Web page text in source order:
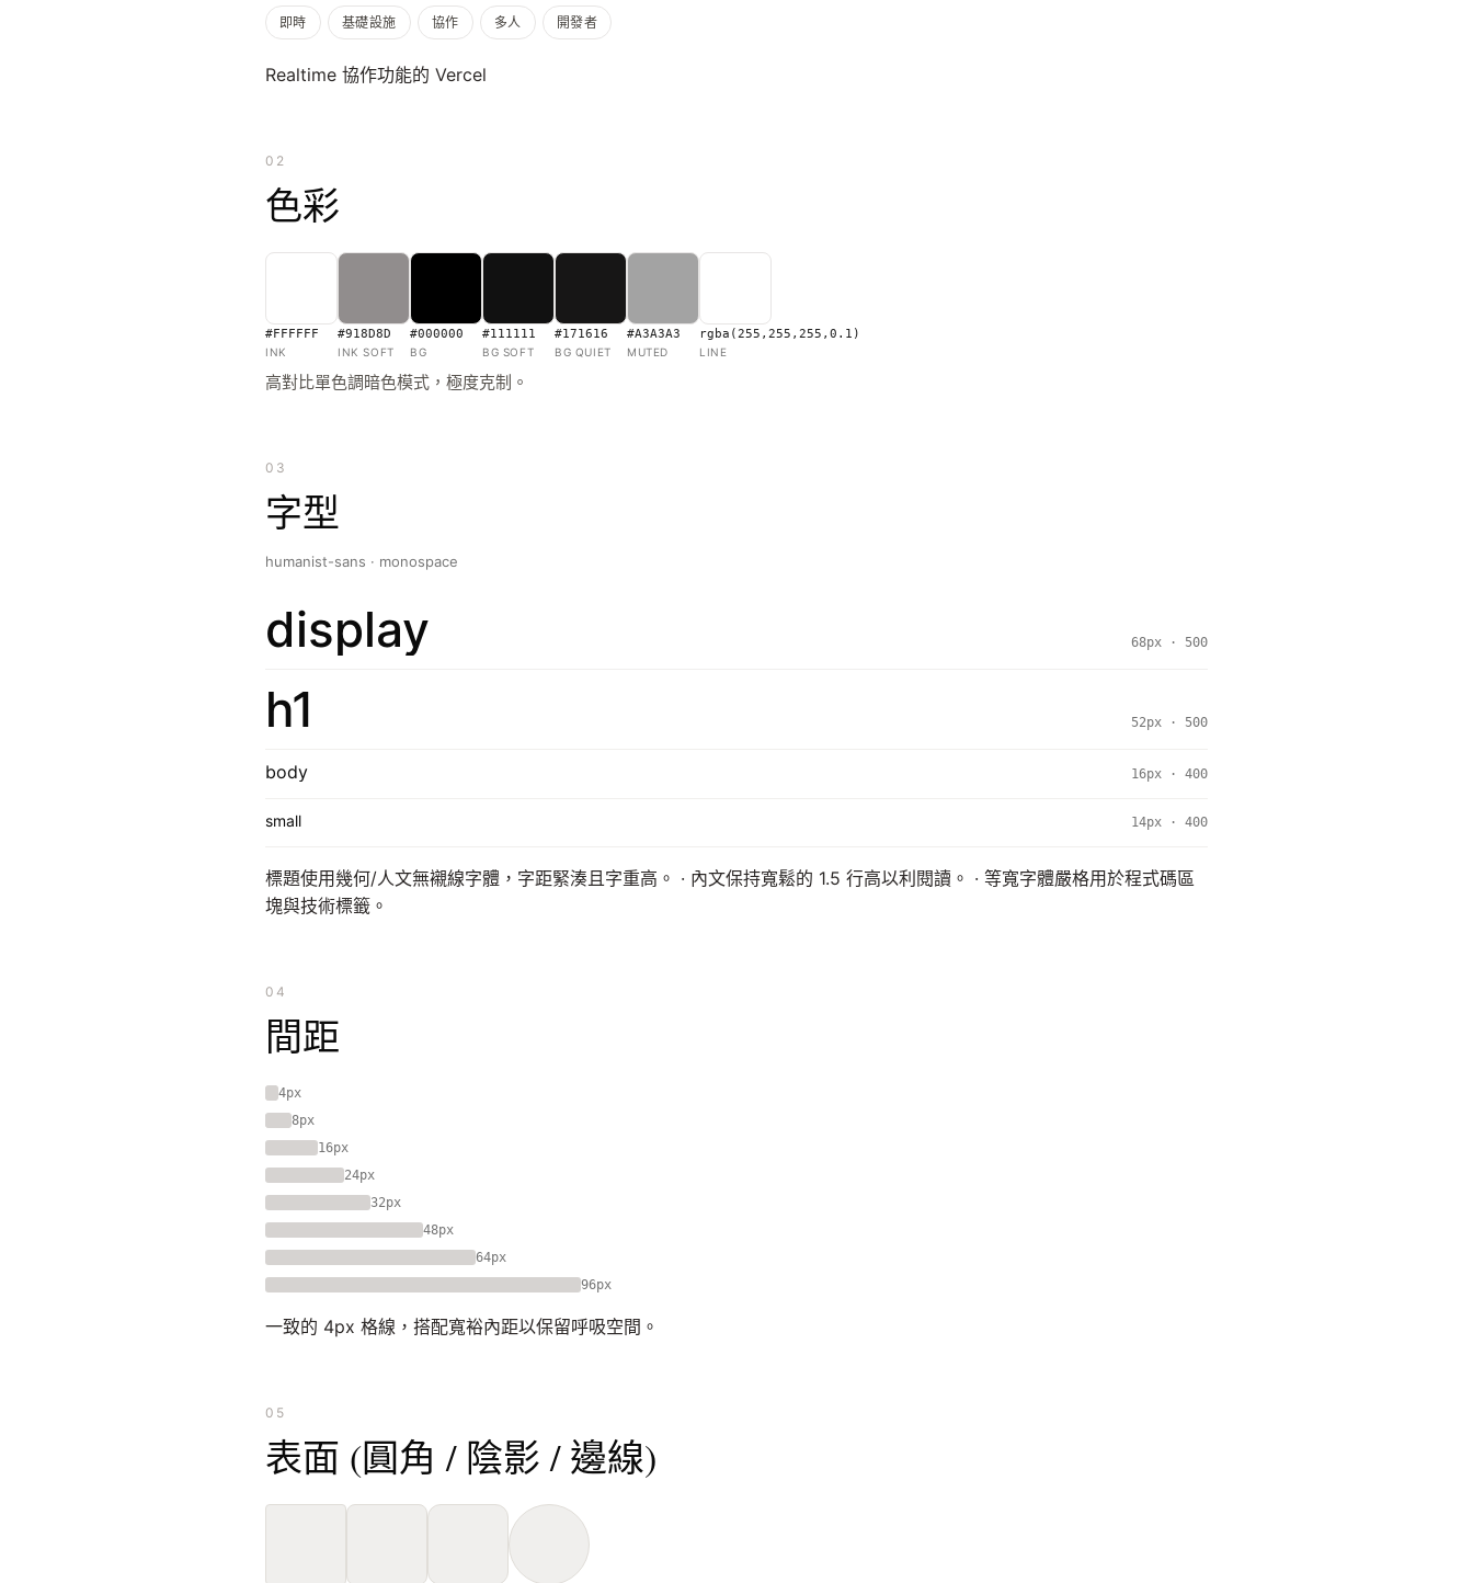
即時 基礎設施 協作 多人 開發者
Realtime 協作功能的 Vercel
02
色彩
#FFFFFF
INK
#918D8D
INK SOFT
#000000
BG
#111111
BG SOFT
#171616
BG QUIET
#A3A3A3
MUTED
rgba(255,255,255,0.1)
LINE
高對比單色調暗色模式，極度克制。
03
字型
humanist-sans · monospace
display 68px · 500
h1 52px · 500
body 16px · 400
small 14px · 400
標題使用幾何/人文無襯線字體，字距緊湊且字重高。 · 內文保持寬鬆的 1.5 行高以利閱讀。 · 等寬字體嚴格用於程式碼區
塊與技術標籤。
04
間距
4px
8px
16px
24px
32px
48px
64px
96px
一致的 4px 格線，搭配寬裕內距以保留呼吸空間。
05
表面 (圓角 / 陰影 / 邊線)